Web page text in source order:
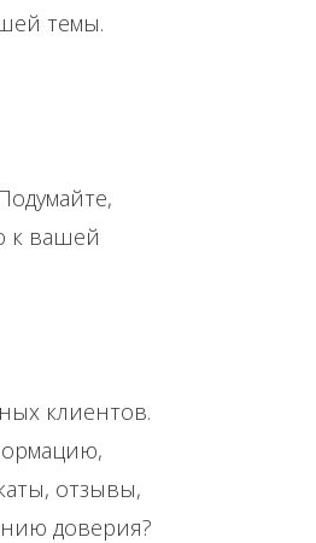
темы.
к вашей
клиентов.
отзывы,
доверия?